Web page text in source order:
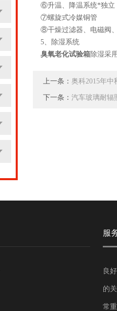
⑥升温、降温系统*独立
⑦螺旋式冷媒铜管
⑧干燥过滤器、电磁阀
5、除湿系统
臭氧老化试验箱除湿采
上一条： 奥科2015年
下一条： 汽车玻璃耐辐
服
良
的
常